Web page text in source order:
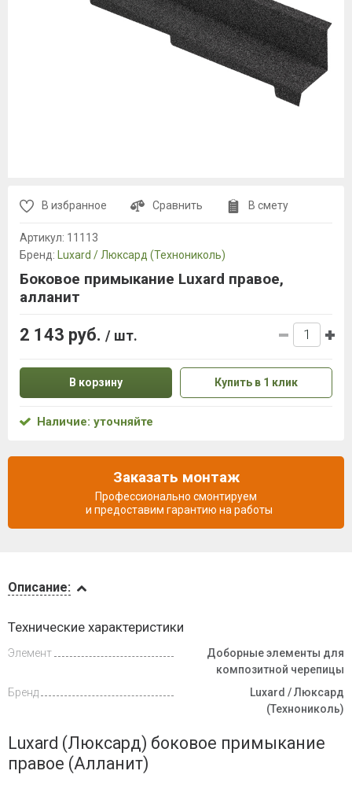
и оплата
Описание:
Технические характеристики
Элемент
Доборные элементы для
композитной черепицы
Бренд
Luxard / Люксард
(Технониколь)
Luxard (Люксард) боковое примыкание
правое (Алланит)
В избранное Сравнить В смету
Артикул: 11113
Бренд:
Luxard / Люксард (Технониколь)
Боковое примыкание Luxard правое,
алланит
2 143 руб. / шт.
В корзину Купить в 1 клик
Наличие: уточняйте
Заказать монтаж
Профессионально смонтируем
и предоставим гарантию на работы